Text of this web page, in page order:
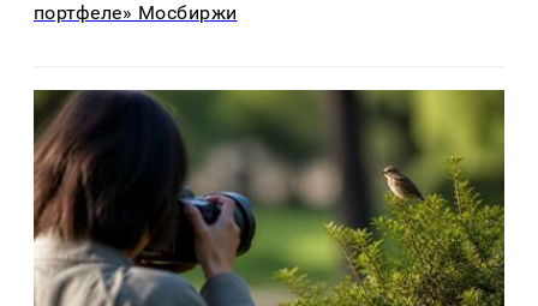
портфеле» Мосбиржи